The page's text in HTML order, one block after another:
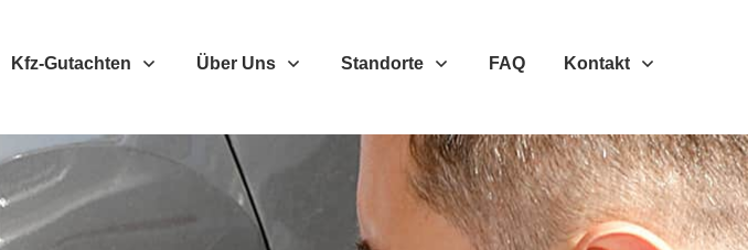
Kfz-Gutachten Über Uns Standorte FAQ Kontakt